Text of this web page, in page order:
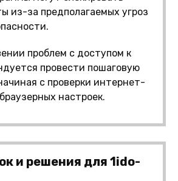
из-за предполагаемых угроз
проблем с доступом к
провести пошаговую
с проверки интернет-
настроек.
и решения для 1ido-